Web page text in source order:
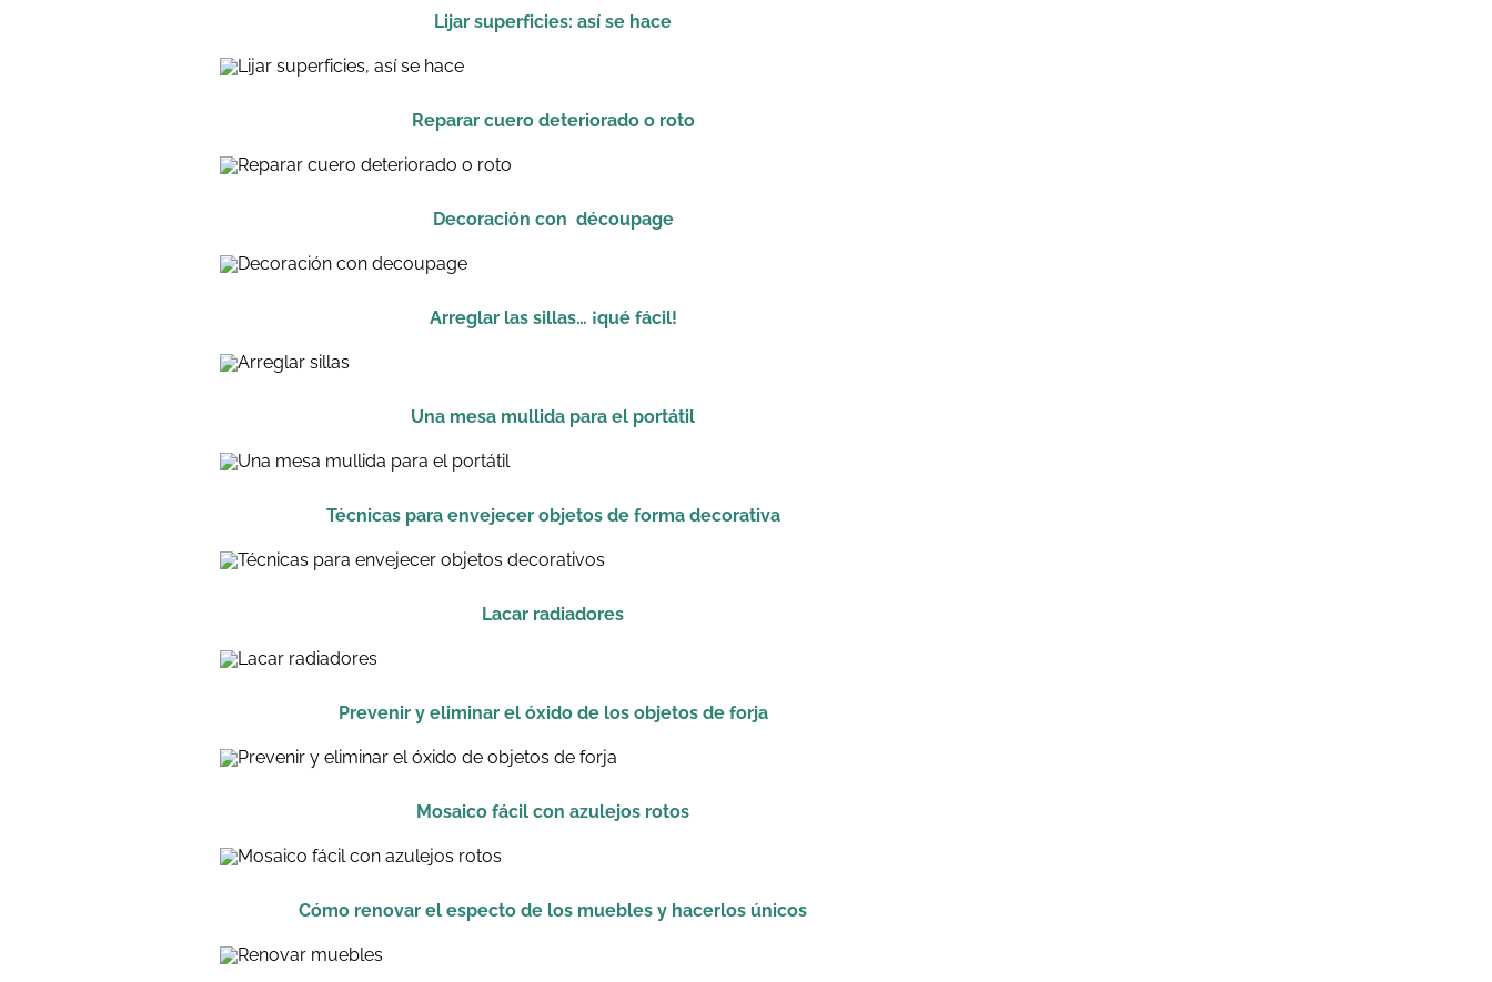
Lijar superficies: así se hace
Reparar cuero deteriorado o roto
Decoración con découpage
Arreglar las sillas… ¡qué fácil!
Una mesa mullida para el portátil
Técnicas para envejecer objetos de forma decorativa
Lacar radiadores
Prevenir y eliminar el óxido de los objetos de forja
Mosaico fácil con azulejos rotos
Cómo renovar el especto de los muebles y hacerlos únicos